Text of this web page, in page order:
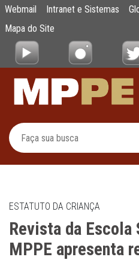
Pular para o Conteúdo principal
Revista da Escola
Webmail Intranet e Sistemas
Mapa do Site
ESTATUTO DA CRIANÇA
Revista da Escola
MPPE apresenta